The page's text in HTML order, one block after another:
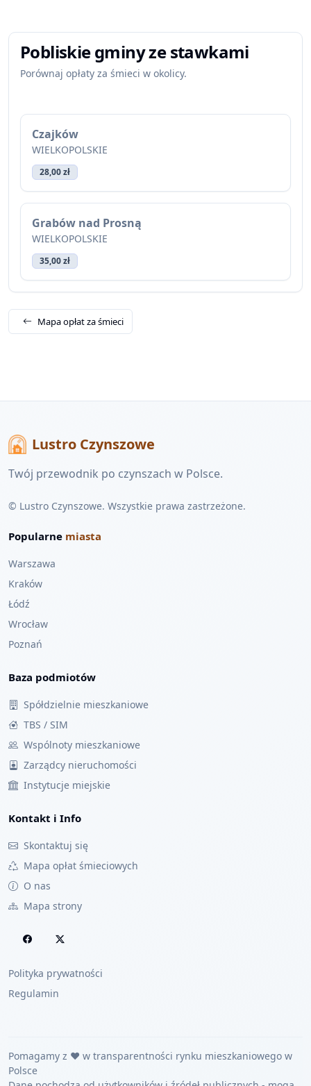
Pobliskie gminy ze stawkami
Porównaj opłaty za śmieci w okolicy.
Czajków
WIELKOPOLSKIE
28,00 zł
Grabów nad Prosną
WIELKOPOLSKIE
35,00 zł
Mapa opłat za śmieci
Lustro Czynszowe
Twój przewodnik po czynszach w Polsce.
© Lustro Czynszowe. Wszystkie prawa zastrzeżone.
Popularne miasta
Warszawa
Kraków
Łódź
Wrocław
Poznań
Baza podmiotów
Spółdzielnie mieszkaniowe
TBS / SIM
Wspólnoty mieszkaniowe
Zarządcy nieruchomości
Instytucje miejskie
Kontakt i Info
Skontaktuj się
Mapa opłat śmieciowych
O nas
Mapa strony
Polityka prywatności
Regulamin
Pomagamy z ❤️ w transparentności rynku mieszkaniowego w
Polsce